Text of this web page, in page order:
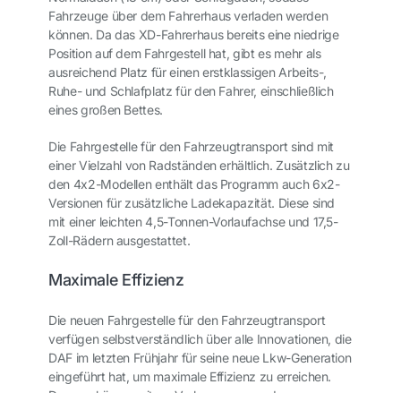
Fahrzeuge über dem Fahrerhaus verladen werden
können. Da das XD-Fahrerhaus bereits eine niedrige
Position auf dem Fahrgestell hat, gibt es mehr als
ausreichend Platz für einen erstklassigen Arbeits-,
Ruhe- und Schlafplatz für den Fahrer, einschließlich
eines großen Bettes.
Die Fahrgestelle für den Fahrzeugtransport sind mit
einer Vielzahl von Radständen erhältlich. Zusätzlich zu
den 4x2-Modellen enthält das Programm auch 6x2-
Versionen für zusätzliche Ladekapazität. Diese sind
mit einer leichten 4,5-Tonnen-Vorlaufachse und 17,5-
Zoll-Rädern ausgestattet.
Maximale Effizienz
Die neuen Fahrgestelle für den Fahrzeugtransport
verfügen selbstverständlich über alle Innovationen, die
DAF im letzten Frühjahr für seine neue Lkw-Generation
eingeführt hat, um maximale Effizienz zu erreichen.